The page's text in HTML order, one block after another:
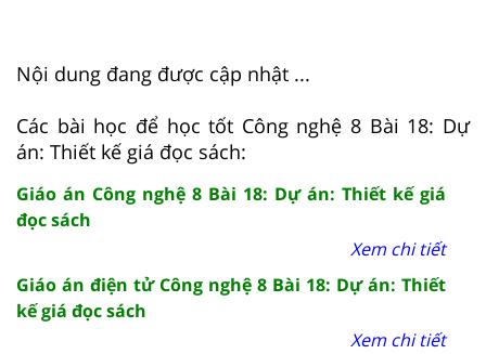
Nội dung đang được cập nhật ...
Các bài học để học tốt Công nghệ 8 Bài 18: Dự
án: Thiết kế giá đọc sách:
Giáo án Công nghệ 8 Bài 18: Dự án: Thiết kế giá
đọc sách
Xem chi tiết
Giáo án điện tử Công nghệ 8 Bài 18: Dự án: Thiết
kế giá đọc sách
Xem chi tiết